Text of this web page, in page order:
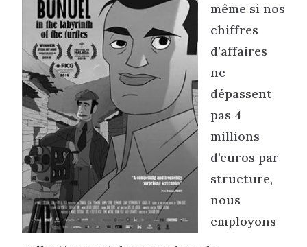
même si nos
chiffres
d’affaires
ne
dépassent
pas 4
millions
d’euros par
structure,
nous
employons